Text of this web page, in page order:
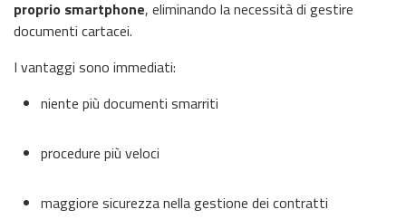
proprio smartphone, eliminando la necessità di gestire
documenti cartacei.
I vantaggi sono immediati:
niente più documenti smarriti
procedure più veloci
maggiore sicurezza nella gestione dei contratti